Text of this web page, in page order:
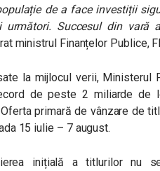
de a face investiții
următori. Succesul din
ministrul Finanțelor Publice,
la mijlocul verii, Ministerul
de peste 2 miliarde de
primară de vânzare de
15 iulie – 7 august.
inițială a titlurilor nu